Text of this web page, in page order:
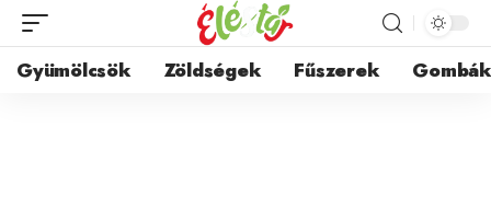
Gyümölcsök Zöldségek Fűszerek Gombák